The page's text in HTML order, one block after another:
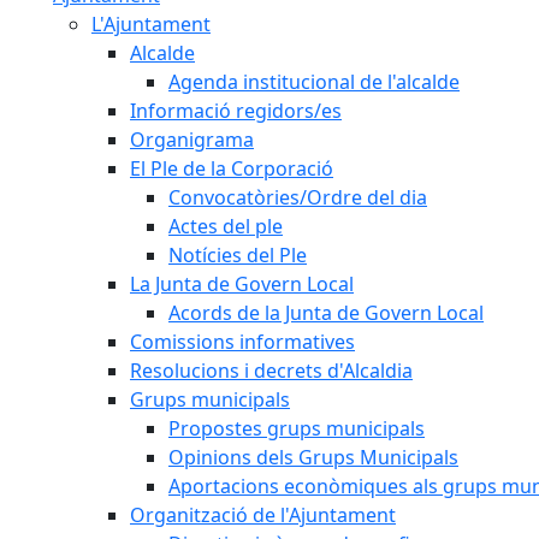
L'Ajuntament
Alcalde
Agenda institucional de l'alcalde
Informació regidors/es
Organigrama
El Ple de la Corporació
Convocatòries/Ordre del dia
Actes del ple
Notícies del Ple
La Junta de Govern Local
Acords de la Junta de Govern Local
Comissions informatives
Resolucions i decrets d'Alcaldia
Grups municipals
Propostes grups municipals
Opinions dels Grups Municipals
Aportacions econòmiques als grups
Organització de l'Ajuntament